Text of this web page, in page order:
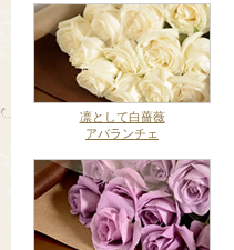
凛として白薔薇
アバランチェ